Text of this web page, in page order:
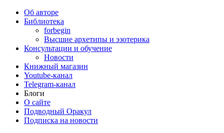
Об авторе
Библиотека
forbegin
Высшие архетипы и эзотерика
Консультации и обучение
Новости
Книжный магазин
Youtube-канал
Telegram-канал
Блоги
О сайте
Подводный Оракул
Подписка на новости